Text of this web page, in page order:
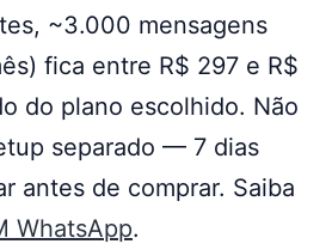
~3.000 mensagens
fica entre R$ 297 e R$
do plano escolhido. Não
separado — 7 dias
antes de comprar. Saiba
WhatsApp.